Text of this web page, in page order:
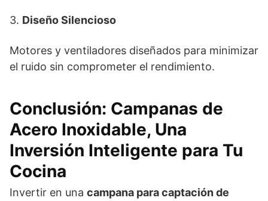
3. Diseño Silencioso
Motores y ventiladores diseñados para minimizar
el ruido sin comprometer el rendimiento.
Conclusión: Campanas de
Acero Inoxidable, Una
Inversión Inteligente para Tu
Cocina
Invertir en una campana para captación de